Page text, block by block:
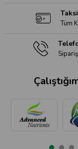
Tüm